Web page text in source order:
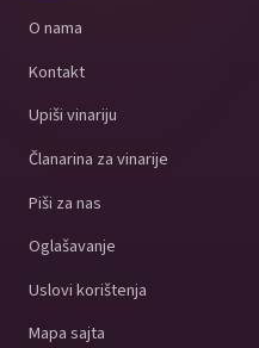
O nama
Kontakt
Upiši vinariju
Članarina za vinarije
Piši za nas
Oglašavanje
Uslovi korištenja
Mapa sajta